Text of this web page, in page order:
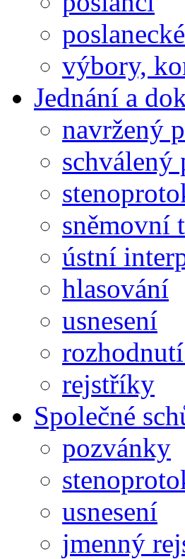
výbory,
Jednání a
navržený
schválený
sněmovní
ústní
hlasování
usnesení
rejstříky
Společné
pozvánky
usnesení
jmenný